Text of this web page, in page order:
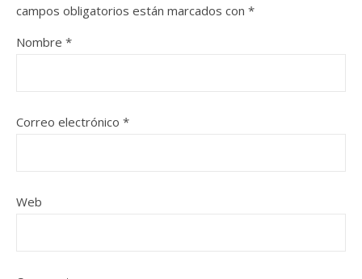
campos obligatorios están marcados con *
Nombre *
Correo electrónico *
Web